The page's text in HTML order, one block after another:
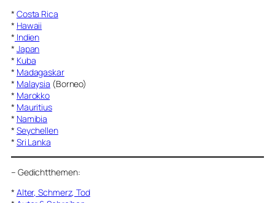
* Costa Rica
* Hawaii
* Indien
* Japan
* Kuba
* Madagaskar
* Malaysia (Borneo)
* Marokko
* Mauritius
* Namibia
* Seychellen
* Sri Lanka
– Gedichtthemen:
* Alter, Schmerz, Tod